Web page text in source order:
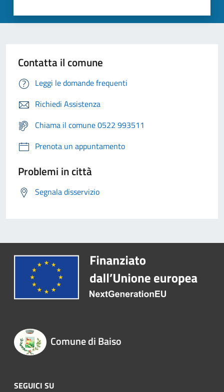
Contatta il comune
Leggi le domande frequenti
Richiedi Assistenza
Chiama il comune 0522 993511
Prenota un appuntamento
Problemi in città
Segnala disservizio
Comune di Baiso
SEGUICI SU